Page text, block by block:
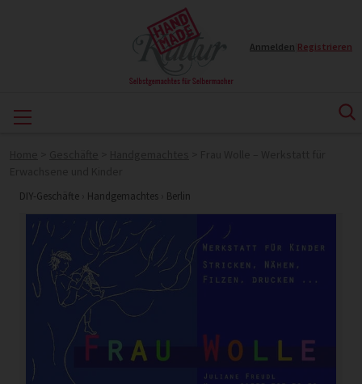
Anmelden Registrieren
DIY-Geschäfte Handgemachtes Berlin